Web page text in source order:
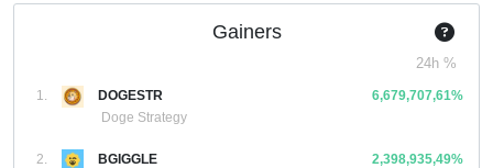
Gainers
24h %
1.
DOGESTR
Doge Strategy
6,679,707,61%
2.
BGIGGLE
2,398,935,49%